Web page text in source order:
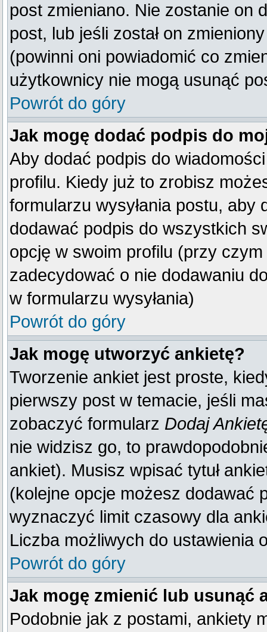
post zmieniano. Nie zostanie on
post, lub jeśli został on
(powinni oni powiadomić co
użytkownicy nie mogą usunąć
Powrót do góry
Jak mogę dodać podpis do
Aby dodać podpis do
profilu. Kiedy już to zrobisz
formularzu wysyłania postu,
dodawać podpis do wszystkich
opcję w swoim profilu (przy
zadecydować o nie dodawaniu
w formularzu wysyłania)
Powrót do góry
Jak mogę utworzyć ankietę?
Tworzenie ankiet jest proste,
pierwszy post w temacie, jeśli
zobaczyć formularz Dodaj
nie widzisz go, to
ankiet). Musisz wpisać tytuł
(kolejne opcje możesz dodawać
wyznaczyć limit czasowy dla
Liczba możliwych do ustawienia
Powrót do góry
Jak mogę zmienić lub usunąć
Podobnie jak z postami, ankiety